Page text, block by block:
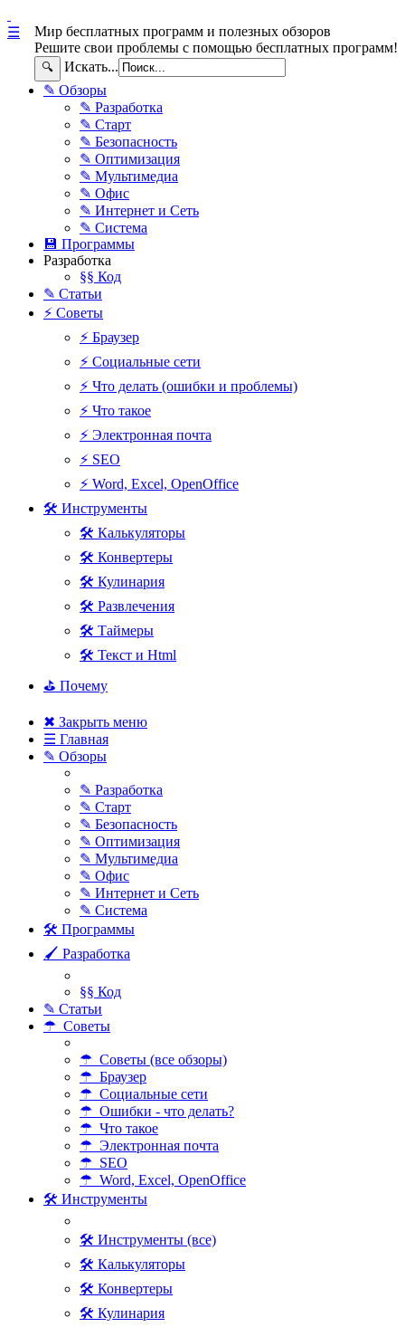
Мир бесплатных программ и полезных обзоров
Решите свои проблемы с помощью бесплатных программ!
🔍 Искать...
☰
✎ Обзоры
✎ Разработка
✎ Старт
✎ Безопасность
✎ Оптимизация
✎ Мультимедиа
✎ Офис
✎ Интернет и Сеть
✎ Система
💾 Программы
Разработка
§§ Код
✎ Статьи
⚡ Советы
⚡ Браузер
⚡ Социальные сети
⚡ Что делать (ошибки и проблемы)
⚡ Что такое
⚡ Электронная почта
⚡ SEO
⚡ Word, Excel, OpenOffice
🛠 Инструменты
🛠 Калькуляторы
🛠 Конвертеры
🛠 Кулинария
🛠 Развлечения
🛠 Таймеры
🛠 Текст и Html
⛳ Почему
✖ Закрыть меню
☰ Главная
✎ Обзоры
✎ Разработка
✎ Старт
✎ Безопасность
✎ Оптимизация
✎ Мультимедиа
✎ Офис
✎ Интернет и Сеть
✎ Система
🛠 Программы
🖌 Разработка
§§ Код
✎ Статьи
☂ Советы
☂ Советы (все обзоры)
☂ Браузер
☂ Социальные сети
☂ Ошибки - что делать?
☂ Что такое
☂ Электронная почта
☂ SEO
☂ Word, Excel, OpenOffice
🛠 Инструменты
🛠 Инструменты (все)
🛠 Калькуляторы
🛠 Конвертеры
🛠 Кулинария